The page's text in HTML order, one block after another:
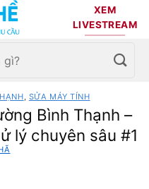
XEM
LIVESTREAM
SỬA MÁY TÍNH
Bình Thạnh –
lý chuyên sâu #1